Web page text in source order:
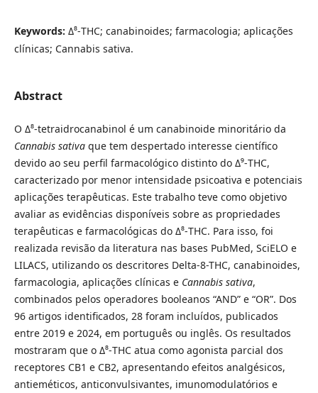
Keywords: Δ⁸-THC; canabinoides; farmacologia; aplicações
clínicas; Cannabis sativa.
Abstract
O Δ⁸-tetraidrocanabinol é um canabinoide minoritário da
Cannabis sativaque tem despertado interesse científico
devido ao seu perfil farmacológico distinto do Δ⁹-THC,
caracterizado por menor intensidade psicoativa e potenciais
aplicações terapêuticas. Este trabalho teve como objetivo
avaliar as evidências disponíveis sobre as propriedades
terapêuticas e farmacológicas do Δ⁸-THC. Para isso, foi
realizada revisão da literatura nas bases PubMed, SciELO e
LILACS, utilizando os descritores Delta-8-THC, canabinoides,
farmacologia, aplicações clínicas e Cannabis sativa,
combinados pelos operadores booleanos “AND” e “OR”. Dos
96 artigos identificados, 28 foram incluídos, publicados
entre 2019 e 2024, em português ou inglês. Os resultados
mostraram que o Δ⁸-THC atua como agonista parcial dos
receptores CB1 e CB2, apresentando efeitos analgésicos,
antieméticos, anticonvulsivantes, imunomodulatórios e